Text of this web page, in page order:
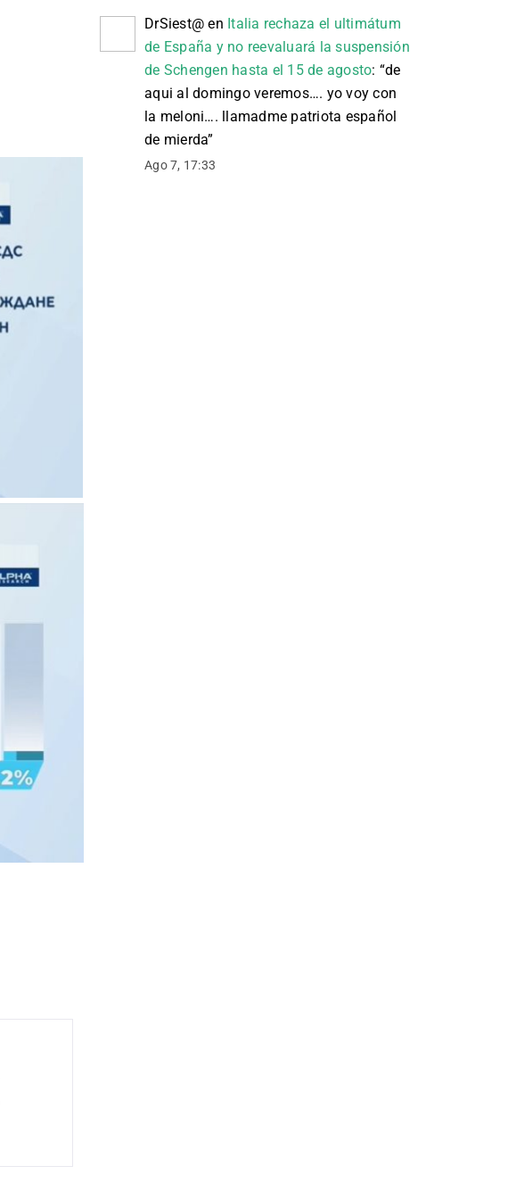
DrSiest@ en Italia rechaza el ultimátum
de España y no reevaluará la suspensión
de Schengen hasta el 15 de agosto: “de
aqui al domingo veremos…. yo voy con
la meloni…. llamadme patriota español
de mierda”
Ago 7, 17:33